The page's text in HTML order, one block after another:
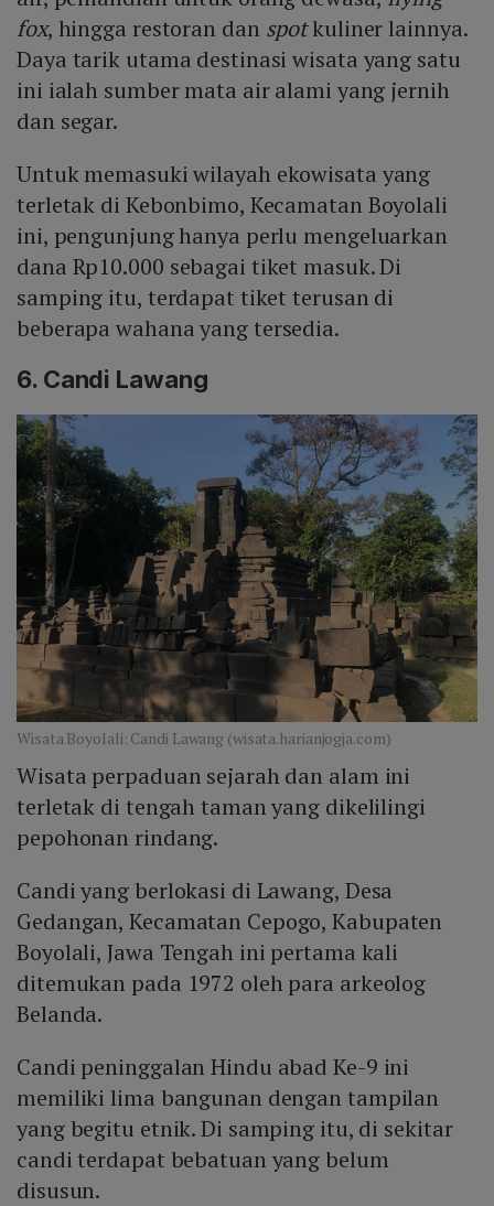
fox, hingga restoran dan spotkuliner lainnya.
Daya tarik utama destinasi wisata yang satu
ini ialah sumber mata air alami yang jernih
dan segar.
Untuk memasuki wilayah ekowisata yang
terletak di Kebonbimo, Kecamatan Boyolali
ini, pengunjung hanya perlu mengeluarkan
dana Rp10.000 sebagai tiket masuk. Di
samping itu, terdapat tiket terusan di
beberapa wahana yang tersedia.
6. Candi Lawang
Wisata Boyolali: Candi Lawang (wisata.harianjogja.com)
Wisata perpaduan sejarah dan alam ini
terletak di tengah taman yang dikelilingi
pepohonan rindang.
Candi yang berlokasi di Lawang, Desa
Gedangan, Kecamatan Cepogo, Kabupaten
Boyolali, Jawa Tengah ini pertama kali
ditemukan pada 1972 oleh para arkeolog
Belanda.
Candi peninggalan Hindu abad Ke-9 ini
memiliki lima bangunan dengan tampilan
yang begitu etnik. Di samping itu, di sekitar
candi terdapat bebatuan yang belum
disusun.